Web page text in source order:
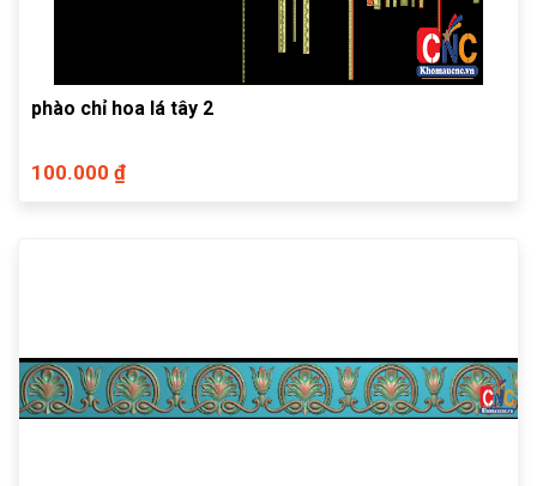
phào chỉ hoa lá tây 2
100.000 ₫